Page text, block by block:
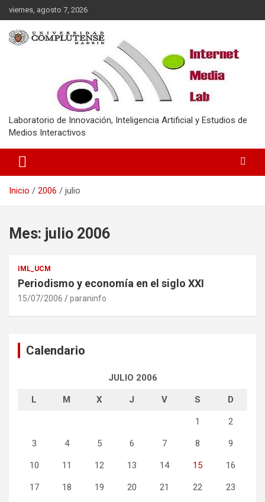
Saltar
al
contenido
viernes, agosto 7, 2026
Laboratorio de Innovación, Inteligencia Artificial y Estudios de
Medios Interactivos
Inicio 2006 julio
Mes: julio 2006
IML_UCM
Periodismo y economía en el siglo XXI
15/07/2006 paraninfo
Calendario
JULIO 2006
L M X J V S D
1 2
3 4 5 6 7 8 9
10 11 12 13 14 15 16
17 18 19 20 21 22 23